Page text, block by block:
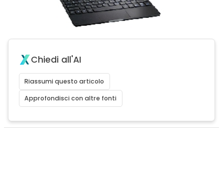
Chiedi all'AI
Riassumi questo articolo
Approfondisci con altre fonti